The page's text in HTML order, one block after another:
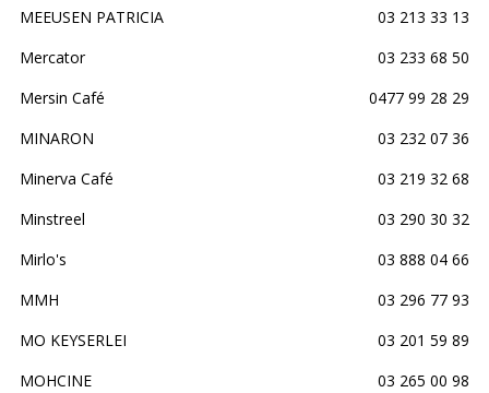
MEEUSEN PATRICIA
03 213 33 13
Mercator
03 233 68 50
Mersin Café
0477 99 28 29
MINARON
03 232 07 36
Minerva Café
03 219 32 68
Minstreel
03 290 30 32
Mirlo's
03 888 04 66
MMH
03 296 77 93
MO KEYSERLEI
03 201 59 89
MOHCINE
03 265 00 98